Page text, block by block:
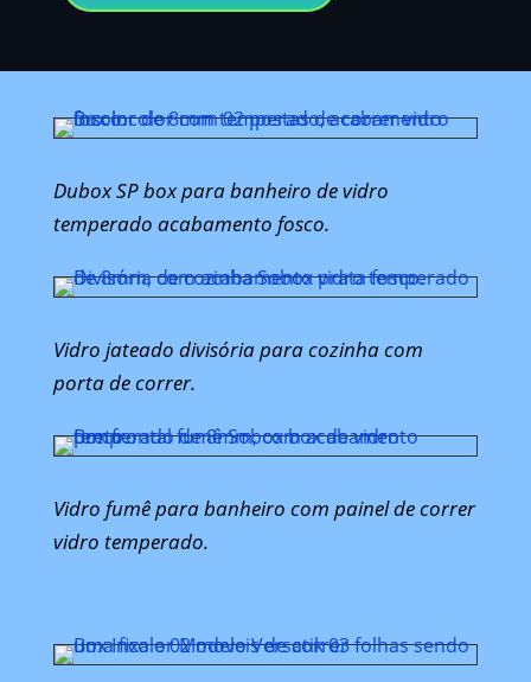
Dubox SP box para banheiro de vidro
temperado acabamento fosco.
Vidro jateado divisória para cozinha com
porta de correr.
Vidro fumê para banheiro com painel de correr
vidro temperado.